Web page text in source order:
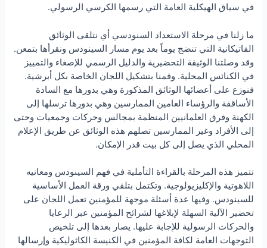
في سياق الهيكلية العامة التي رسمها الكرسي الرسولي.
ما زلنا في مرحلة الاستعداد السنودسي أي نتلقى الوثائق
الفاتيكانية التي تنضج يوماً بعد يوم مسار السينودس ونقرأها بتمعن.
وقد وصلتنا الوثيقة التحضيرية والدليل الرسمي للإصغاء والتمييز
في الكنائس المحلية. وقمنا بتشكيل اللجان الخاصة بكل أبرشية.
فنوزع على أعضائها الوثائق المذكورة وهي بدورها مع السادة
الأساقفة والرؤساء العامين الممارسين وهي بدورها ترسلها إلى
الكهنة وفرق العلمانيين المنظمة بمجالس وحركات وجمعيات وحتى
إلى الأفراد وغير الممارسين تصلهم هذه الوثائق عن طريق الإعلام
المحلي الذي يصل إلى كل بيت قدر الإمكان.
تتميز هذه المرحلة بالقراءة التأملية في فهم السينودس ومعانيه
اللاهوتية والإكليزيولوجية. وتكتمل بتلقي ورقة العمل الأساسية
للسينودس. وفيها عدة أسئلة موجهة للمؤمنين تعمل اللجان على
تحضير الآلية السهلة لإبلاغها لشرائح المؤمنين عبر الرعايا
والحركات الرسولية للإجابة عليها. يصار بعدها إلى تلخيص
التوجهات العامة لكافة المؤمنين في الكنيسة الكاثوليكية وإرسالها